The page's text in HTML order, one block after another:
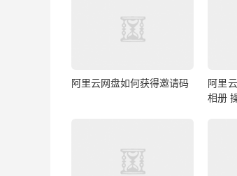
阿里云网盘如何获得邀请码
阿里
相册